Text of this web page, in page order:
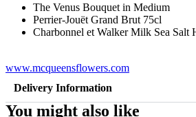
The Venus Bouquet in Medium
Perrier-Jouët Grand Brut 75cl
Charbonnel et Walker Milk Sea Salt
www.mcqueensflowers.com
Delivery Information
You might also like